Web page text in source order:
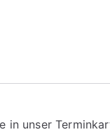
in unser